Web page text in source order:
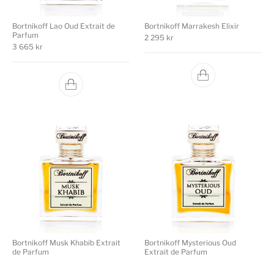
Bortnikoff Lao Oud Extrait de
Parfum
3 665 kr
Bortnikoff Marrakesh Elixir
2 295 kr
Bortnikoff Musk Khabib Extrait
de Parfum
Bortnikoff Mysterious Oud
Extrait de Parfum